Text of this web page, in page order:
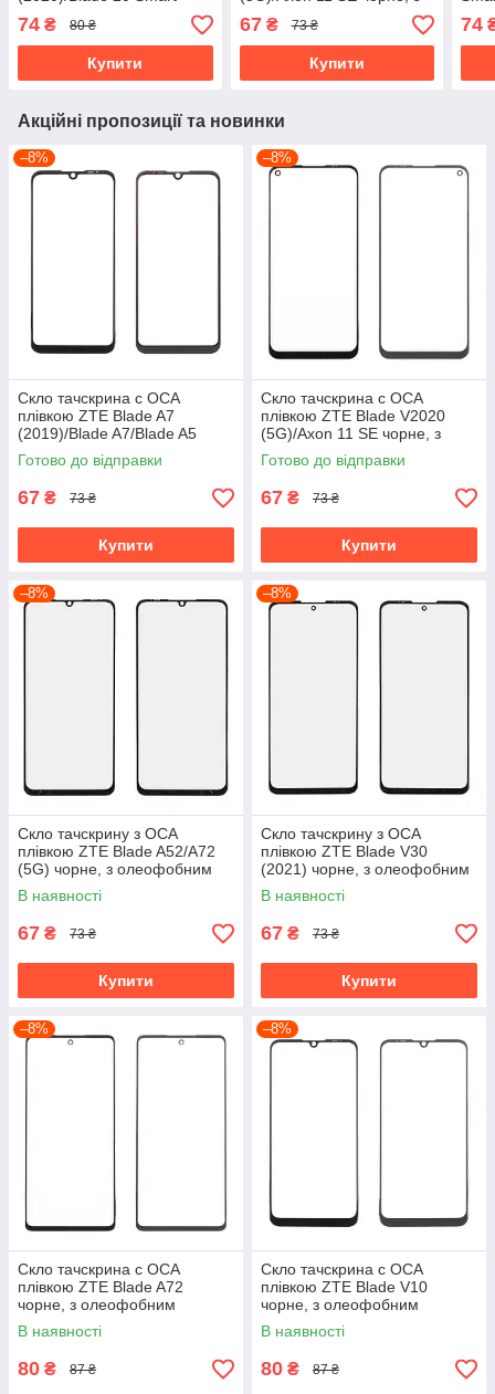
чорне, з олеофобним
покриттям, загартоване
74 ₴ 80 ₴
Купити
олеофобним покриттям,
загартоване
67₴ 73 ₴
Купити
74
Акційні пропозиції та новинки
–8%
Скло тачскрина c OCA
плівкою ZTE Blade A7
(2019)/Blade A7/Blade A5
(2020) чорне, з олеофобним
покриттям, загартоване
Готово до відправки
67 ₴ 73 ₴
Купити
–8%
Скло тачскрина c OCA
плівкою ZTE Blade V2020
(5G)/Axon 11 SE чорне, з
олеофобним покриттям,
загартоване
Готово до відправки
67 ₴ 73 ₴
Купити
–8%
Скло тачскрину з OCA
плівкою ZTE Blade A52/A72
(5G) чорне, з олеофобним
покриттям, загартоване
В наявності
67 ₴ 73 ₴
Купити
–8%
Скло тачскрину з OCA
плівкою ZTE Blade V30
(2021) чорне, з олеофобним
покриттям, загартоване
В наявності
67 ₴ 73 ₴
Купити
–8%
Скло тачскрина c OCA
плівкою ZTE Blade A72
чорне, з олеофобним
покриттям, загартоване
В наявності
80 ₴ 87 ₴
–8%
Скло тачскрина c OCA
плівкою ZTE Blade V10
чорне, з олеофобним
покриттям, загартоване
В наявності
80 ₴ 87 ₴